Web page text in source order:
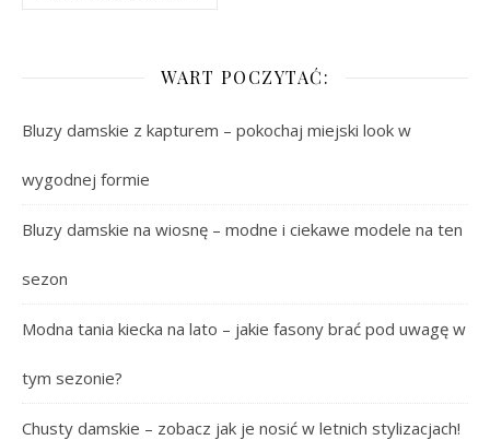
WART POCZYTAĆ:
Bluzy damskie z kapturem – pokochaj miejski look w
wygodnej formie
Bluzy damskie na wiosnę – modne i ciekawe modele na ten
sezon
Modna tania kiecka na lato – jakie fasony brać pod uwagę w
tym sezonie?
Chusty damskie – zobacz jak je nosić w letnich stylizacjach!